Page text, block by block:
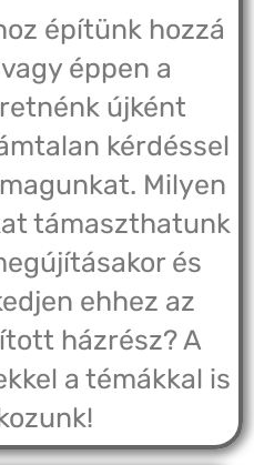
építünk hozzá
éppen a
újként
kérdéssel
Milyen
támaszthatunk
és
ehhez az
házrész? A
a témákkal is